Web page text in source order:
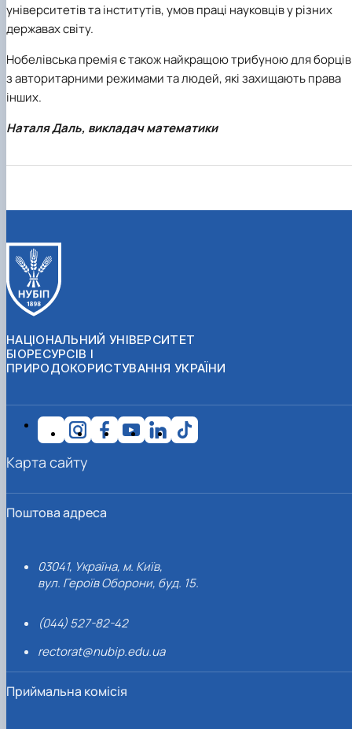
університетів та інститутів, умов праці науковців у різних
державах світу.
Нобелівська премія є також найкращою трибуною для борців
з авторитарними режимами та людей, які захищають права
інших.
Наталя Даль, викладач математики
НАЦІОНАЛЬНИЙ УНІВЕРСИТЕТ
БІОРЕСУРСІВ І
ПРИРОДОКОРИСТУВАННЯ УКРАЇНИ
Поштова адреса
03041, Україна, м. Київ,
вул. Героїв Оборони, буд. 15.
(044) 527-82-42
rectorat@nubip.edu.ua
Приймальна комісія
Карта сайту